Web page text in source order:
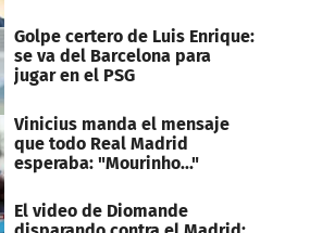
Golpe certero de Luis Enrique:
se va del Barcelona para
jugar en el PSG
Vinicius manda el mensaje
que todo Real Madrid
esperaba: "Mourinho..."
El video de Diomande